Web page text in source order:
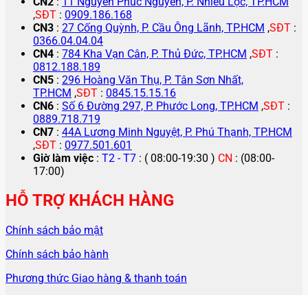
,SĐT : 0909.186.168
CN3 : 27 Cống Quỳnh, P. Cầu Ông Lãnh, TP.HCM ,SĐT :
0366.04.04.04
CN4 : 784 Kha Vạn Cân, P. Thủ Đức, TP.HCM ,SĐT :
0812.188.189
CN5 : 296 Hoàng Văn Thụ, P. Tân Sơn Nhất,
TP.HCM ,SĐT : 0845.15.15.16
CN6 : Số 6 Đường 297, P. Phước Long, TP.HCM ,SĐT :
0889.718.719
CN7 : 44A Lương Minh Nguyệt, P. Phú Thạnh, TP.HCM
,SĐT : 0977.501.601
Giờ làm việc : T2 - T7 : ( 08:00-19:30 ) CN : (08:00-
17:00)
HỖ TRỢ KHÁCH HÀNG
Chính sách bảo mật
Chính sách bảo hành
Phương thức Giao hàng & thanh toán